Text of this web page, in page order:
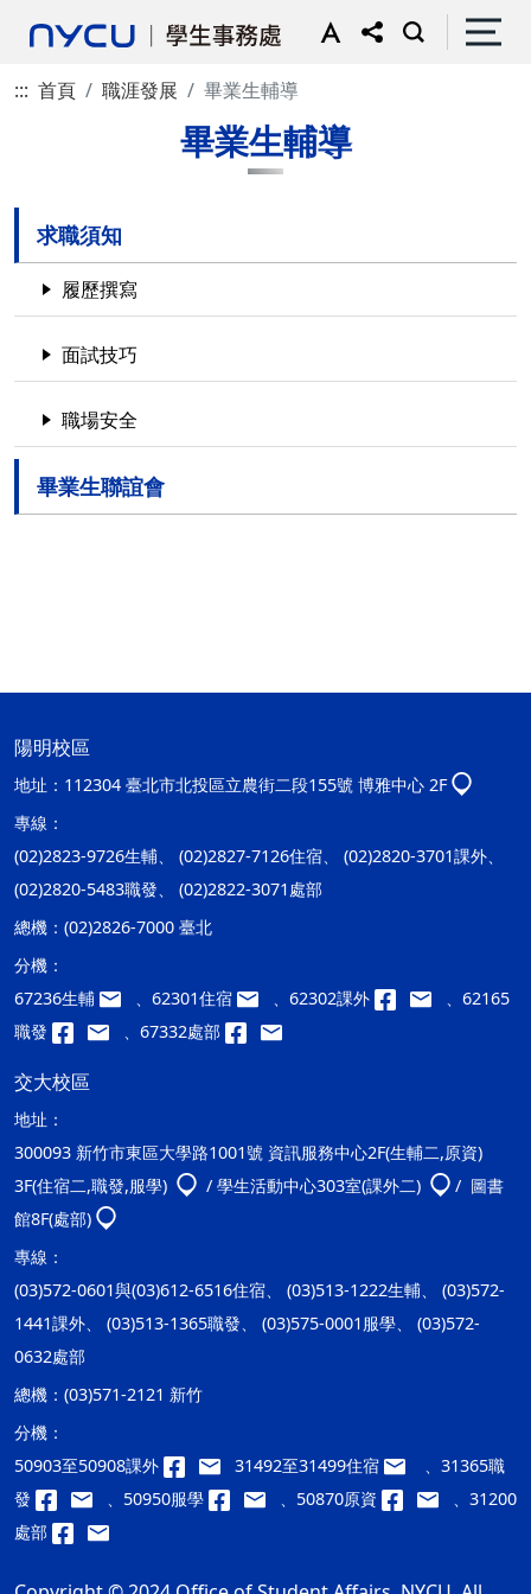
::: 首頁 職涯發展 畢業生輔導
畢業生輔導
求職須知
履歷撰寫
面試技巧
職場安全
畢業生聯誼會
陽明校區
地址： 112304 臺北市北投區立農街二段155號 博雅中心 2F
專線：
(02)2823-9726生輔、 (02)2827-7126住宿、 (02)2820-3701課外、
(02)2820-5483職發、 (02)2822-3071處部
總機： (02)2826-7000 臺北
分機：
67236生輔
、62301住宿 、62302課外
、62165
職發
、67332處部
交大校區
地址：
300093 新竹市東區大學路1001號 資訊服務中心2F(生輔二,原資)
3F(住宿二,職發,服學)
/ 學生活動中心303室(課外二)
/ 圖書
館8F(處部)
專線：
(03)572-0601與(03)612-6516住宿、 (03)513-1222生輔、 (03)572-
1441課外、 (03)513-1365職發、 (03)575-0001服學、 (03)572-
0632處部
總機： (03)571-2121 新竹
分機：
50903至50908課外
31492至31499住宿
、31365職
發
、50950服學 、50870原資
、31200
處部